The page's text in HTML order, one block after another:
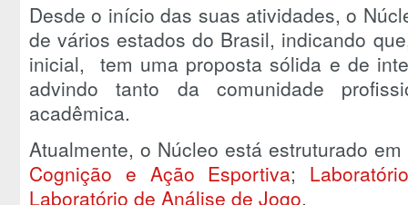
Desde o início das suas atividades, o
de vários estados do Brasil, indicando
inicial, tem uma proposta sólida e de
advindo tanto da comunidade
acadêmica.
Atualmente, o Núcleo está estruturado
Cognição e Ação Esportiva;
Laboratório de Análise de Jogo.